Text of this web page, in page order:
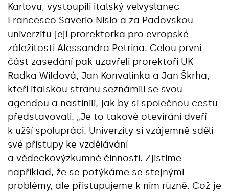
Karlovu, vystoupili italský velvyslanec
Francesco Saverio Nisio a za Padovskou
univerzitu její prorektorka pro evropské
záležitosti Alessandra Petrina. Celou první
část zasedání pak uzavřeli prorektoři UK –
Radka Wildová, Jan Konvalinka a Jan Škrha,
kteří italskou stranu seznámili se svou
agendou a nastínili, jak by si společnou cestu
představovali. „Je to takové otevírání dveří
k užší spolupráci. Univerzity si vzájemně sdělí
své přístupy ke vzdělávání
a vědeckovýzkumné činnosti. Zjistíme
například, že se potýkáme se stejnými
problémy, ale přistupujeme k nim různě. Což je